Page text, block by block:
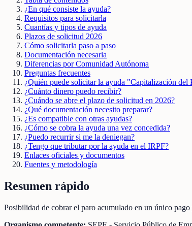
¿En qué consiste la ayuda?
Requisitos para solicitarla
Cuantías y tipos de ayuda
Plazos de solicitud 2026
Cómo solicitarla paso a paso
Documentación necesaria
Diferencias por Comunidad Autónoma
Preguntas frecuentes
¿Quién puede solicitar la ayuda "Capitalización
¿Cuánto dinero puedo recibir?
¿Cuándo se abre el plazo de solicitud en 2026?
¿Qué documentación necesito preparar?
¿Es compatible con otras ayudas?
¿Cómo se cobra la ayuda una vez concedida?
¿Puedo recurrir si me la deniegan?
¿Tengo que tributar por la ayuda en el IRPF?
Enlaces oficiales y documentos
Fuentes y metodología
Resumen rápido
Posibilidad de cobrar el paro acumulado en un único